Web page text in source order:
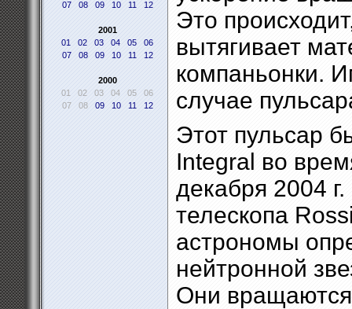
07
08 09 10 11 12
2001
01
02 03 04 05
06
07
08 09 10 11 12
2000
01
02 03 04 05
06
07
08 09 10 11 12
Это
вытягивает
компаньонки.
случае
Этот пульсар
Integral во
декабря 2004
телескопа
астрономы
нейтронной
Они вращаются